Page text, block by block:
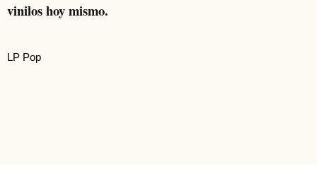
vinilos hoy mismo.
LP Pop